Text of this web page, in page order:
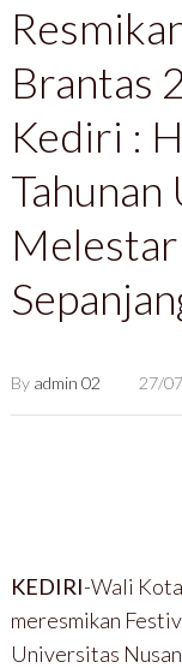
Brantas
Kediri :
Tahunan
By admin 02 27/
KEDIRI-Wali
meresmikan
Universitas